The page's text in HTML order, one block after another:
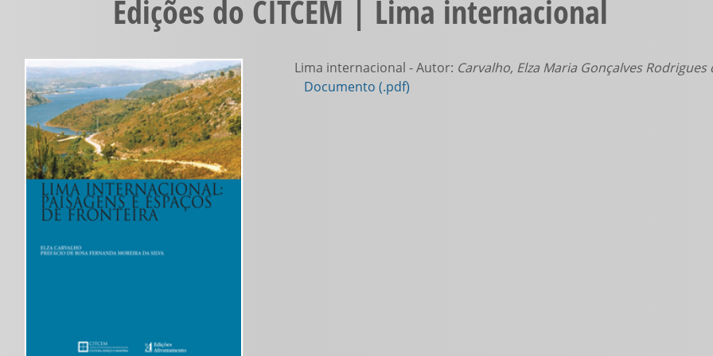
Edições do CITCEM | Lima internacional
Lima internacional - Autor: Carvalho, Elza Maria Gonçalves Rodrigues
Documento (.pdf)